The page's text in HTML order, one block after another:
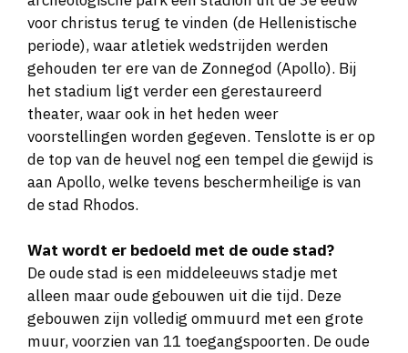
voor christus terug te vinden (de Hellenistische
periode), waar atletiek wedstrijden werden
gehouden ter ere van de Zonnegod (Apollo). Bij
het stadium ligt verder een gerestaureerd
theater, waar ook in het heden weer
voorstellingen worden gegeven. Tenslotte is er op
de top van de heuvel nog een tempel die gewijd is
aan Apollo, welke tevens beschermheilige is van
de stad Rhodos.
Wat wordt er bedoeld met de oude stad?
De oude stad is een middeleeuws stadje met
alleen maar oude gebouwen uit die tijd. Deze
gebouwen zijn volledig ommuurd met een grote
muur, voorzien van 11 toegangspoorten. De oude